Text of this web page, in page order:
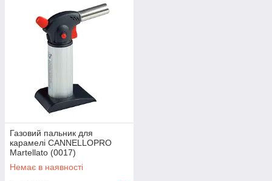
Газовий пальник для
карамелі CANNELLOPRO
Martellato (0017)
Немає в наявності